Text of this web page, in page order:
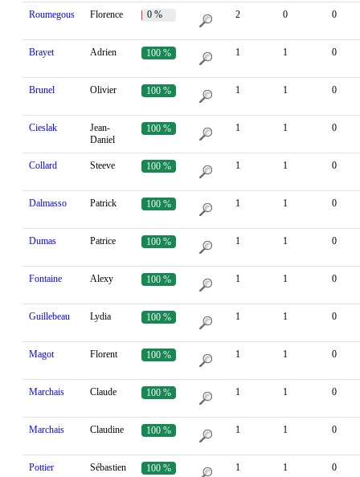
Roumegous Florence 0 % 2 0 0
Brayet Adrien 100 % 1 1 0
Brunel Olivier 100 % 1 1 0
Cieslak
Jean-
Daniel
100 % 1 1 0
Collard Steeve 100 % 1 1 0
Dalmasso Patrick 100 % 1 1 0
Dumas Patrice 100 % 1 1 0
Fontaine Alexy 100 % 1 1 0
Guillebeau Lydia 100 % 1 1 0
Magot Florent 100 % 1 1 0
Marchais Claude 100 % 1 1 0
Marchais Claudine 100 % 1 1 0
Pottier Sébastien 100 % 1 1 0